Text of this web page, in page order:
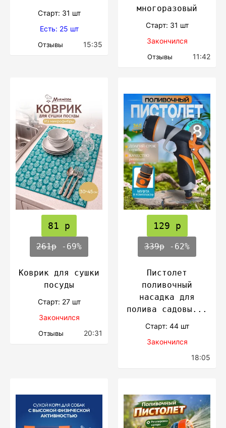
Cтарт: 31 шт
Есть: 25 шт
Отзывы 15:35
многоразовый
Cтарт: 31 шт
Закончился
Отзывы 11:42
81 р
261р -69%
Коврик для сушки
посуды
Cтарт: 27 шт
Закончился
Отзывы 20:31
129 р
339р -62%
Пистолет
поливочный
насадка для
полива садовы...
Cтарт: 44 шт
Закончился
18:05